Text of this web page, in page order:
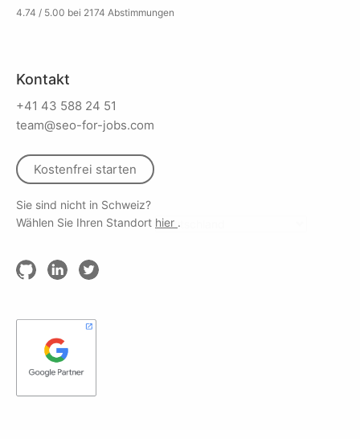
4.74 / 5.00 bei 2174 Abstimmungen
Kontakt
+41 43 588 24 51
team@seo-for-jobs.com
Kostenfrei starten
Sie sind nicht in Schweiz?
Wählen Sie Ihren Standort hier .